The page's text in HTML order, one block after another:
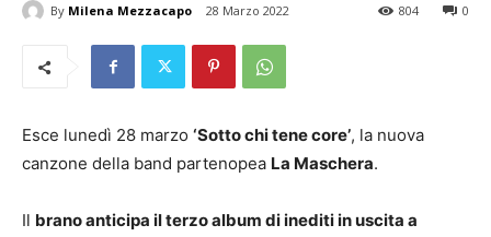
By Milena Mezzacapo 28 Marzo 2022 0
804
Esce lunedì 28 marzo ‘Sotto chi tene core’, la nuova
canzone della band partenopea La Maschera.
Il brano anticipa il terzo album di inediti in uscita a